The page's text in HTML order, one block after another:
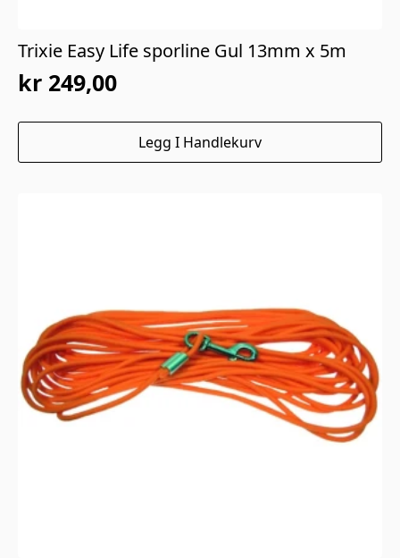
Trixie Easy Life sporline Gul 13mm x 5m
kr 249,00
Legg I Handlekurv